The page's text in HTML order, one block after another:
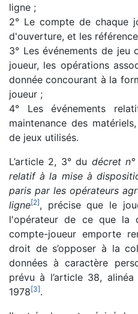
ligne ;
2° Le compte de chaque
d'ouverture, et les
3° Les événements de
joueur, les opérations
donnée concourant à la
joueur ;
4° Les événements
maintenance des
de jeux utilisés.
L’article 2, 3° du décret
relatif à la mise à
paris par les opérateurs
ligne[2], précise que le
l'opérateur de ce que la
compte-joueur emporte
droit de s’opposer à la
données à caractère
prévu à l’article 38,
1978[3].